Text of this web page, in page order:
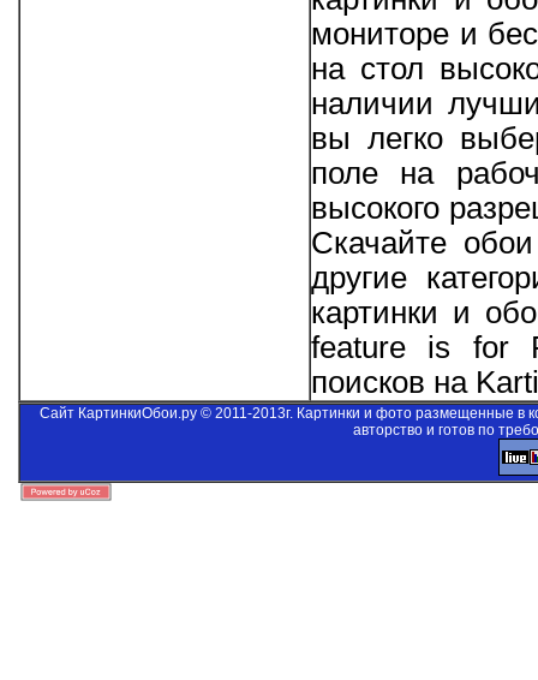
мониторе и
на стол
наличии
вы легко
поле на
высокого
Скачайте
другие
картинки и
feature is for
поисков на
Сайт КартинкиОбои.ру © 2011-2013г. Картинки и фото размещенные в
авторство и готов по